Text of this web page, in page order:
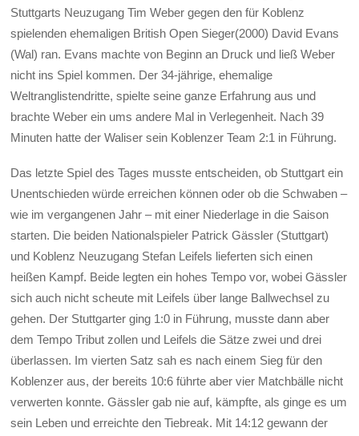
Stuttgarts Neuzugang Tim Weber gegen den für Koblenz
spielenden ehemaligen British Open Sieger(2000) David Evans
(Wal) ran. Evans machte von Beginn an Druck und ließ Weber
nicht ins Spiel kommen. Der 34-jährige, ehemalige
Weltranglistendritte, spielte seine ganze Erfahrung aus und
brachte Weber ein ums andere Mal in Verlegenheit. Nach 39
Minuten hatte der Waliser sein Koblenzer Team 2:1 in Führung.
Das letzte Spiel des Tages musste entscheiden, ob Stuttgart ein
Unentschieden würde erreichen können oder ob die Schwaben –
wie im vergangenen Jahr – mit einer Niederlage in die Saison
starten. Die beiden Nationalspieler Patrick Gässler (Stuttgart)
und Koblenz Neuzugang Stefan Leifels lieferten sich einen
heißen Kampf. Beide legten ein hohes Tempo vor, wobei Gässler
sich auch nicht scheute mit Leifels über lange Ballwechsel zu
gehen. Der Stuttgarter ging 1:0 in Führung, musste dann aber
dem Tempo Tribut zollen und Leifels die Sätze zwei und drei
überlassen. Im vierten Satz sah es nach einem Sieg für den
Koblenzer aus, der bereits 10:6 führte aber vier Matchbälle nicht
verwerten konnte. Gässler gab nie auf, kämpfte, als ginge es um
sein Leben und erreichte den Tiebreak. Mit 14:12 gewann der